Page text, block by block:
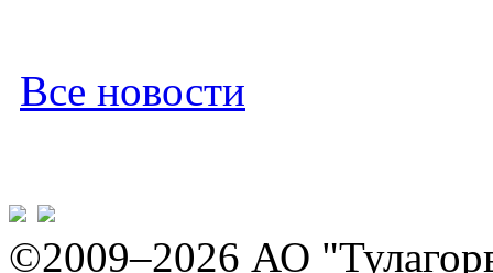
Все новости
©2009–2026 АО